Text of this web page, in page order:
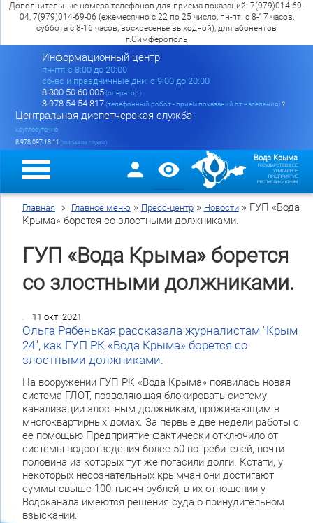
Дополнительные номера телефонов для приема показаний: 7(979)014-69-
04, 7(979)014-69-06 (ежемесячно с 22 по 25 число, пн-пт. с 8-17 часов,
суббота с 8-16 часов, воскресенье выходной), для абонентов
г.Симферополь
Информационный центр
пн-пт: c 8:00 до 20:00
сб-вс и праздничные дни: с 9:00 до 20:00
8 800 50 60 005(оператор)
8 978 54 54 817(телефонный робот - прием показаний от населения)?
Центральная диспетчерская служба
круглосуточно
8 978 097 18 11 (аварийная служба)
Вода Крыма
ГОСУДАРСТВЕННОЕ
УНИТАРНОЕ
ПРЕДПРИЯТИЕ
РЕСПУБЛИКИ КРЫМ
Главная Главное меню » Пресс-центр» Новости» ГУП «Вода
Крыма» борется со злостными должниками.
ГУП «Вода Крыма» борется
со злостными должниками.
11 окт. 2021
Ольга Рябенькая рассказала журналистам "Крым
24", как ГУП РК «Вода Крыма» борется со
злостными должниками.
На вооружении ГУП РК «Вода Крыма» появилась новая
система ГЛОТ, позволяющая блокировать систему
канализации злостным должникам, проживающим в
многоквартирных домах. За первые две недели работы с
ее помощью Предприятие фактически отключило от
системы водоотведения более 50 потребителей, почти
половина из которых тут же погасили долги. Кстати, у
некоторых несознательных крымчан они достигают
суммы свыше 100 тысяч рублей, в их отношении у
Водоканала имеются решения суда о принудительном
взыскании.